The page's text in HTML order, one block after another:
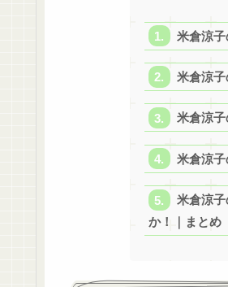
米倉涼子
米倉涼
米倉涼
米倉涼子
米倉涼
か！｜まとめ